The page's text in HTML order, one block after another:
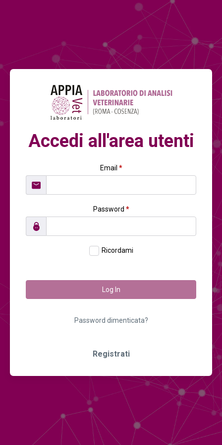
Accedi all'area utenti
Email *
Password *
Ricordami
Log In
Password dimenticata?
Registrati